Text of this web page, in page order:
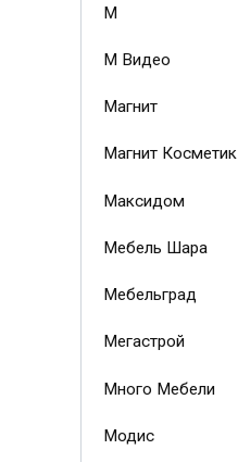
М
М Видео
Магнит
Магнит Косметик
Максидом
Мебель Шара
Мебельград
Мегастрой
Много Мебели
Модис